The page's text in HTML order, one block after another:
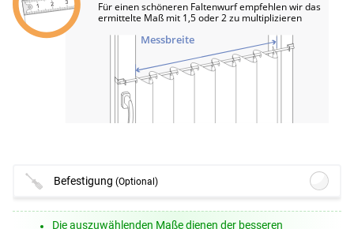
Für einen schöneren Faltenwurf empfehlen wir das
ermittelte Maß mit 1,5 oder 2 zu multiplizieren
Messbreite
Befestigung(Optional)
Lysel - Spannvitrage zum Klemmen
Die auszuwählenden Maße dienen der besseren